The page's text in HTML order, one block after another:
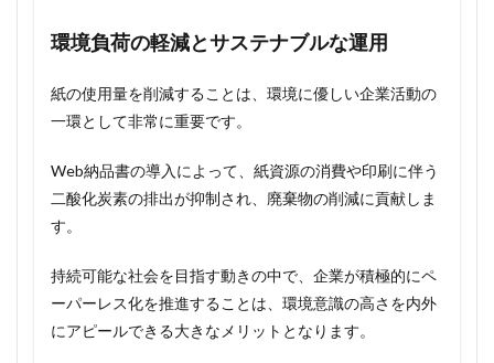
環境負荷の軽減とサステナブルな運用
紙の使用量を削減することは、環境に優しい企業活動の
一環として非常に重要です。
Web納品書の導入によって、紙資源の消費や印刷に伴う
二酸化炭素の排出が抑制され、廃棄物の削減に貢献しま
す。
持続可能な社会を目指す動きの中で、企業が積極的にペ
ーパーレス化を推進することは、環境意識の高さを内外
にアピールできる大きなメリットとなります。